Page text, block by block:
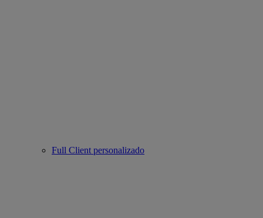
Full Client personalizado